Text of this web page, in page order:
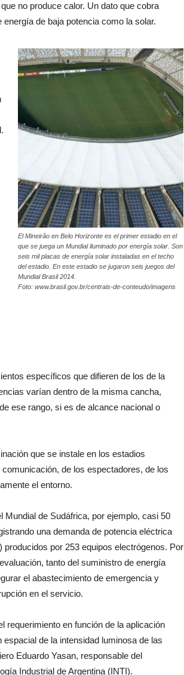
no produce calor. Un dato que cobra
de baja potencia como la solar.
El Mineirão en Belo Horizonte es el primer estadio en el
que se juega un Mundial iluminado por energía solar. Son
seis mil placas de energía solar instaladas en el techo
del estadio. En este estadio se jugaron seis juegos del
Mundial Brasil 2014.
Foto: www.brasil.gov.br/centrais-de-conteudo/imagens
específicos que difieren de los de la
varían dentro de la misma cancha,
ese rango, si es de alcance nacional o
que se instale en los estadios
de los espectadores, de los
el entorno.
Mundial de Sudáfrica, por ejemplo, casi 50
una demanda de potencia eléctrica
por 253 equipos electrógenos. Por
tanto del suministro de energía
el abastecimiento de emergencia y
en el servicio.
requerimiento en función de la aplicación
de la intensidad luminosa de las
Eduardo Yasan, responsable del
Industrial de Argentina (INTI).